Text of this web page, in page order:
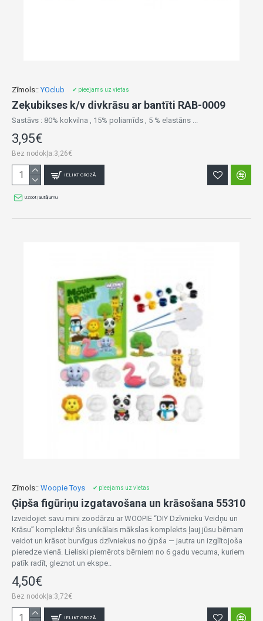
Zīmols:: YOclub ✔ pieejams uz vietas
Zeķubikses k/v divkrāsu ar bantīti RAB-0009
Sastāvs : 80% kokvilna , 15% poliamīds , 5 % elastāns ...
3,95€
Bez nodokļa:3,26€
IELIKT GROZĀ
Uzdot jautājumu
Zīmols:: Woopie Toys ✔ pieejams uz vietas
Ģipša figūriņu izgatavošana un krāsošana 55310
Izveidojiet savu mini zoodārzu ar WOOPIE “DIY Dzīvnieku Veidņu un
Krāsu” komplektu! Šis unikālais mākslas komplekts ļauj jūsu bērnam
veidot un krāsot burvīgus dzīvniekus no ģipša — jautra un izglītojoša
pieredze vienā. Lieliski piemērots bērniem no 6 gadu vecuma, kuriem
patīk radīt, gleznot un ekspe..
4,50€
Bez nodokļa:3,72€
IELIKT GROZĀ